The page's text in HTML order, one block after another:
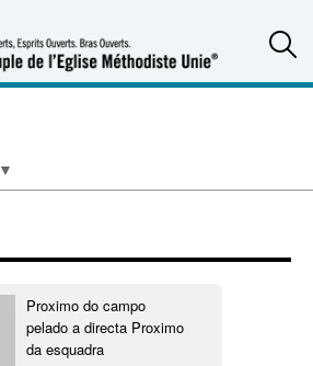
▼
Proximo do campo
pelado a directa Proximo
da esquadra